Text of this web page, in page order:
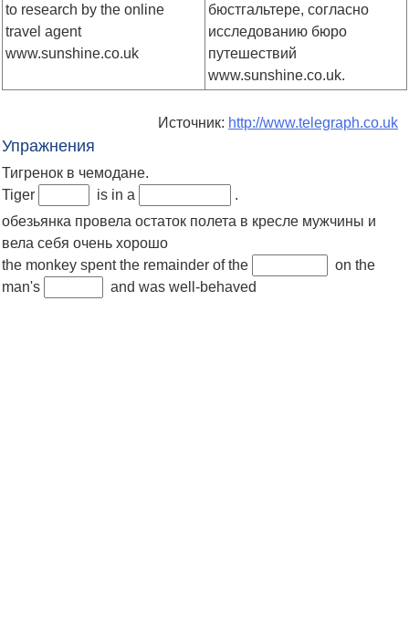
to research by the online
travel agent
www.sunshine.co.uk
бюстгальтере, согласно
исследованию бюро
путешествий
www.sunshine.co.uk.
Источник: http://www.telegraph.co.uk
Упражнения
Тигренок в чемодане.
Tiger
is in a
.
обезьянка провела остаток полета в кресле мужчины и
вела себя очень хорошо
the monkey spent the remainder of the
on the
man's
and was well-behaved